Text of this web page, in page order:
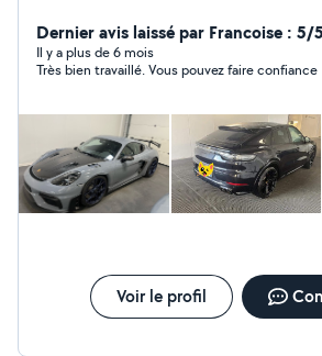
pour déménager ou faire des courses.
et disponible le week-end.
Dernier avis laissé par Francoise : 5/5
Il y a plus de 6 mois
Très bien travaillé. Vous pouvez faire confiance
Voir le profil